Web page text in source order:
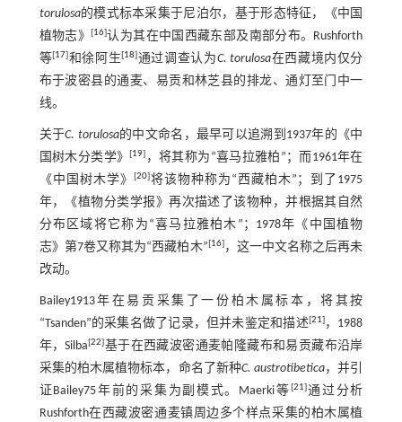
torulosa的模式标本采集于尼泊尔，基于形态特征，《中国
植物志》[16]认为其在中国西藏东部及南部分布。Rushforth
等[17]和徐阿生[18]通过调查认为C. torulosa在西藏境内仅分
布于波密县的通麦、易贡和林芝县的排龙、通灯至门中一
线。
关于C. torulosa的中文命名，最早可以追溯到1937年的《中
国树木分类学》[19] ，将其称为“喜马拉雅柏”；而1961年在
《中国树木学》
[20]将该物种称为“西藏柏木”；到了1975
年，《植物分类学报》再次描述了该物种，并根据其自然
分布区域将它称为“喜马拉雅柏木”；1978年《中国植物
志》第7卷又称其为“西藏柏木”[16]，这一中文名称之后再未
改动。
Bailey1913年在易贡采集了一份柏木属标本，将其按
“Tsanden”的采集名做了记录，但并未鉴定和描述[21]，1988
年，Silba[22]基于在西藏波密通麦帕隆藏布和易贡藏布沿岸
采集的柏木属植物标本，命名了新种C. austrotibetica，并引
证Bailey75年前的采集为副模式。Maerki等 [21]通过分析
Rushforth在西藏波密通麦镇周边多个样点采集的柏木属植